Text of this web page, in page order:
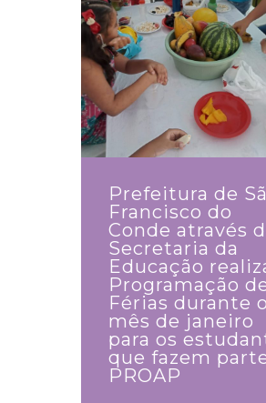
Prefeitura de
Francisco do
Conde através
Secretaria da
Educação
Programação
Férias durante o
mês de janeiro
para os
que fazem
PROAP